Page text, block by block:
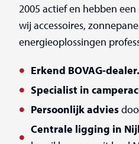
2005 actief en hebben
wij accessoires,
energieoplossingen
Erkend BOVAG-dealer.
Specialist in
Persoonlijk advies
Centrale ligging in